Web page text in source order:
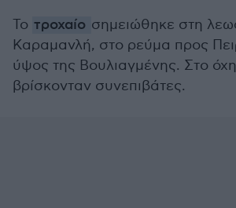
Το τροχαίο σημειώθηκε στη
Καραμανλή, στο ρεύμα προς
ύψος της Βουλιαγμένης. Στο
βρίσκονταν συνεπιβάτες.